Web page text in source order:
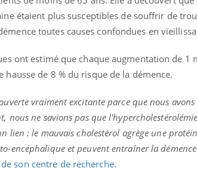
étaient plus susceptibles de souffrir de
toutes causes confondues en
ont estimé que chaque augmentation de
hausse de 8 % du risque de la démence.
vraiment excitante parce que nous
nous ne savions pas que
lien : le mauvais cholestérol agrège une
encéphalique et peuvent entraîner la
son centre de recherche.